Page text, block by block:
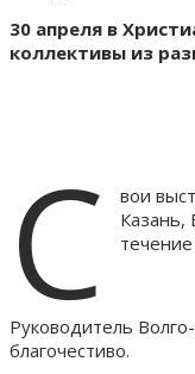
30 апреля в
коллективы из
С
вои
Казань,
Руководитель
благочестиво.